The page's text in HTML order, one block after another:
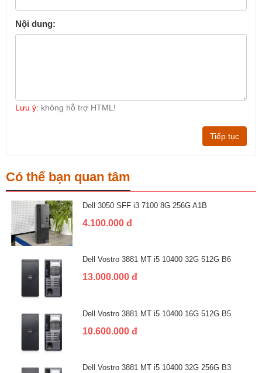
Nội dung:
Lưu ý: không hỗ trợ HTML!
Tiếp tục
Có thể bạn quan tâm
Dell 3050 SFF i3 7100 8G 256G A1B
4.100.000 đ
Dell Vostro 3881 MT i5 10400 32G 512G B6
13.000.000 đ
Dell Vostro 3881 MT i5 10400 16G 512G B5
10.600.000 đ
Dell Vostro 3881 MT i5 10400 32G 256G B3